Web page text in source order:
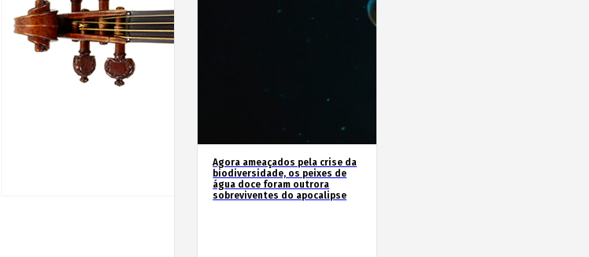
Agora ameaçados pela crise da
biodiversidade, os peixes de
água doce foram outrora
sobreviventes do apocalipse